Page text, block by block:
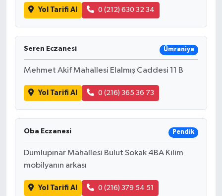
Yol Tarifi Al 0 (212) 630 32 34
Seren Eczanesi Ümraniye
Mehmet Akif Mahallesi Elalmış Caddesi 11 B
Yol Tarifi Al 0 (216) 365 36 73
Oba Eczanesi Pendik
Dumlupınar Mahallesi Bulut Sokak 4BA Kilim
mobilyanın arkası
Yol Tarifi Al 0 (216) 379 54 51